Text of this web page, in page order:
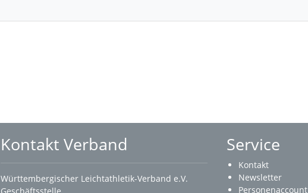
Kontakt Verband
Württembergischer Leichtathletik-Verband e.V.
Service
Kontakt
Newsletter
Personenaccount